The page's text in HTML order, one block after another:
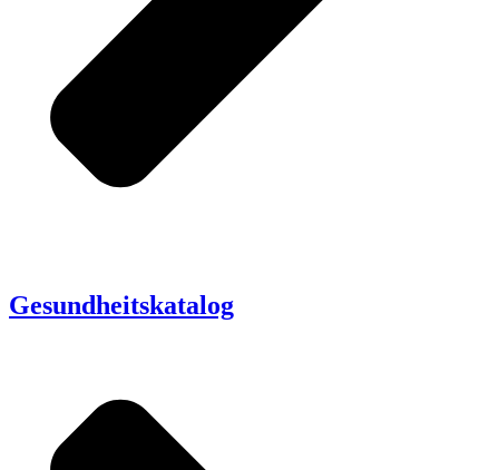
Gesundheitskatalog